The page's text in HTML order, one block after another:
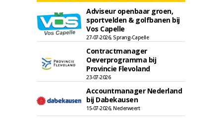
Adviseur openbaar groen,
sportvelden & golfbanen bij
Vos Capelle
27-07-2026, Sprang-Capelle
Contractmanager
Oeverprogramma bij
Provincie Flevoland
23-07-2026
Accountmanager Nederland
bij Dabekausen
15-07-2026, Nederweert